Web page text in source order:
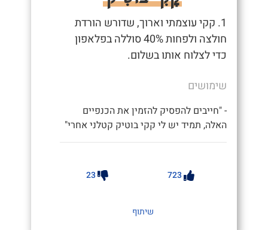
1. קקי עוצמתי וארוך, שדורש הורדת
חולצה ולפחות 40% סוללה בפלאפון
כדי לצלוח אותו בשלום.
שימושים
- "חייבים להפסיק להזמין את הכנפיים
האלה, תמיד יש לי קקי בוטיק קטלני אחרי"
723
23
שיתוף